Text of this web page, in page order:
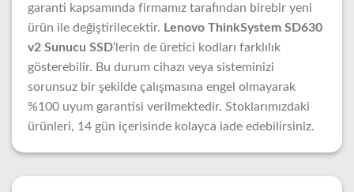
garanti kapsamında firmamız tarafından birebir yeni
ürün ile değiştirilecektir. Lenovo ThinkSystem SD630
v2 Sunucu SSD‘lerin de üretici kodları farklılık
gösterebilir. Bu durum cihazı veya sisteminizi
sorunsuz bir şekilde çalışmasına engel olmayarak
%100 uyum garantisi verilmektedir. Stoklarımızdaki
ürünleri, 14 gün içerisinde kolayca iade edebilirsiniz.